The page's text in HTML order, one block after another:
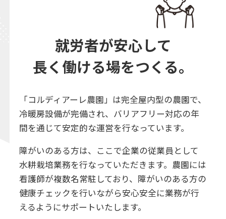
就労者が安心して
長く働ける場をつくる。
「コルディアーレ農園」は完全屋内型の農園で、
冷暖房設備が完備され、バリアフリー対応の年
間を通じて安定的な運営を行なっています。
障がいのある方は、ここで企業の従業員として
水耕栽培業務を行なっていただきます。農園には
看護師が複数名常駐しており、障がいのある方の
健康チェックを行いながら安心安全に業務が行
えるようにサポートいたします。